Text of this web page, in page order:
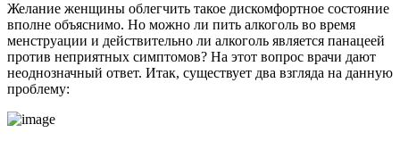
Желание женщины облегчить такое дискомфортное состояние
вполне объяснимо. Но можно ли пить алкоголь во время
менструации и действительно ли алкоголь является панацеей
против неприятных симптомов? На этот вопрос врачи дают
неоднозначный ответ. Итак, существует два взгляда на данную
проблему: